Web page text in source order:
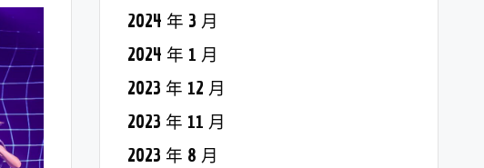
2024 年 3 月
2024 年 1 月
2023 年 12 月
2023 年 11 月
2023 年 8 月